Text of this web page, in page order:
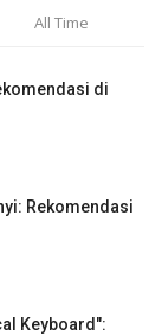
All Time
di
Rekomendasi
Keyboard":